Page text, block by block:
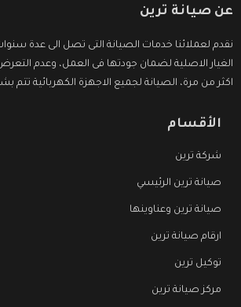
عن صيانة ترين
نقدم لعملائنا خدمات الصيانة التى تصل الى عدة
الغيار الاصلية لضمان جودتها فى العمل، وعدم
اكثر من مرة، الصيانة لجميع الاجهزة الكهربائية تتم
الأقسام
شركة ترين
صيانة ترين الرئيسي
صيانة ترين وعناوينها
ارقام صيانة ترين
توكيل ترين
مركز صيانة ترين